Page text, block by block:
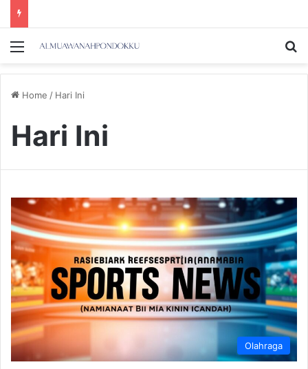
Menu
Home / Hari Ini
Hari Ini
Olahraga